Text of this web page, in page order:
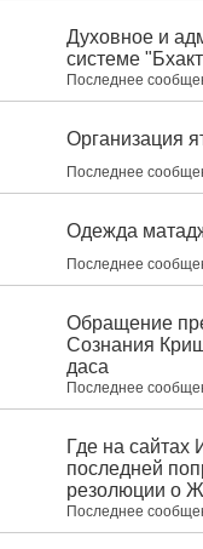
Духовное и
системе
Последнее
Организация
Последнее
Одежда
Последнее
Обращение
Сознания
даса
Последнее
Где на
последней
резолюции о
Последнее